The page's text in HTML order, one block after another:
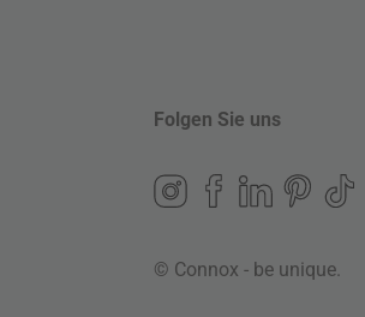
Folgen Sie uns
© Connox - be unique.